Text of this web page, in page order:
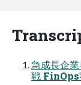
急成長企
戦 FinOps